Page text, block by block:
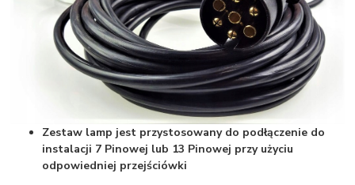
Zestaw lamp jest przystosowany do podłączenie do
instalacji 7 Pinowej lub 13 Pinowej przy użyciu
odpowiedniej przejściówki